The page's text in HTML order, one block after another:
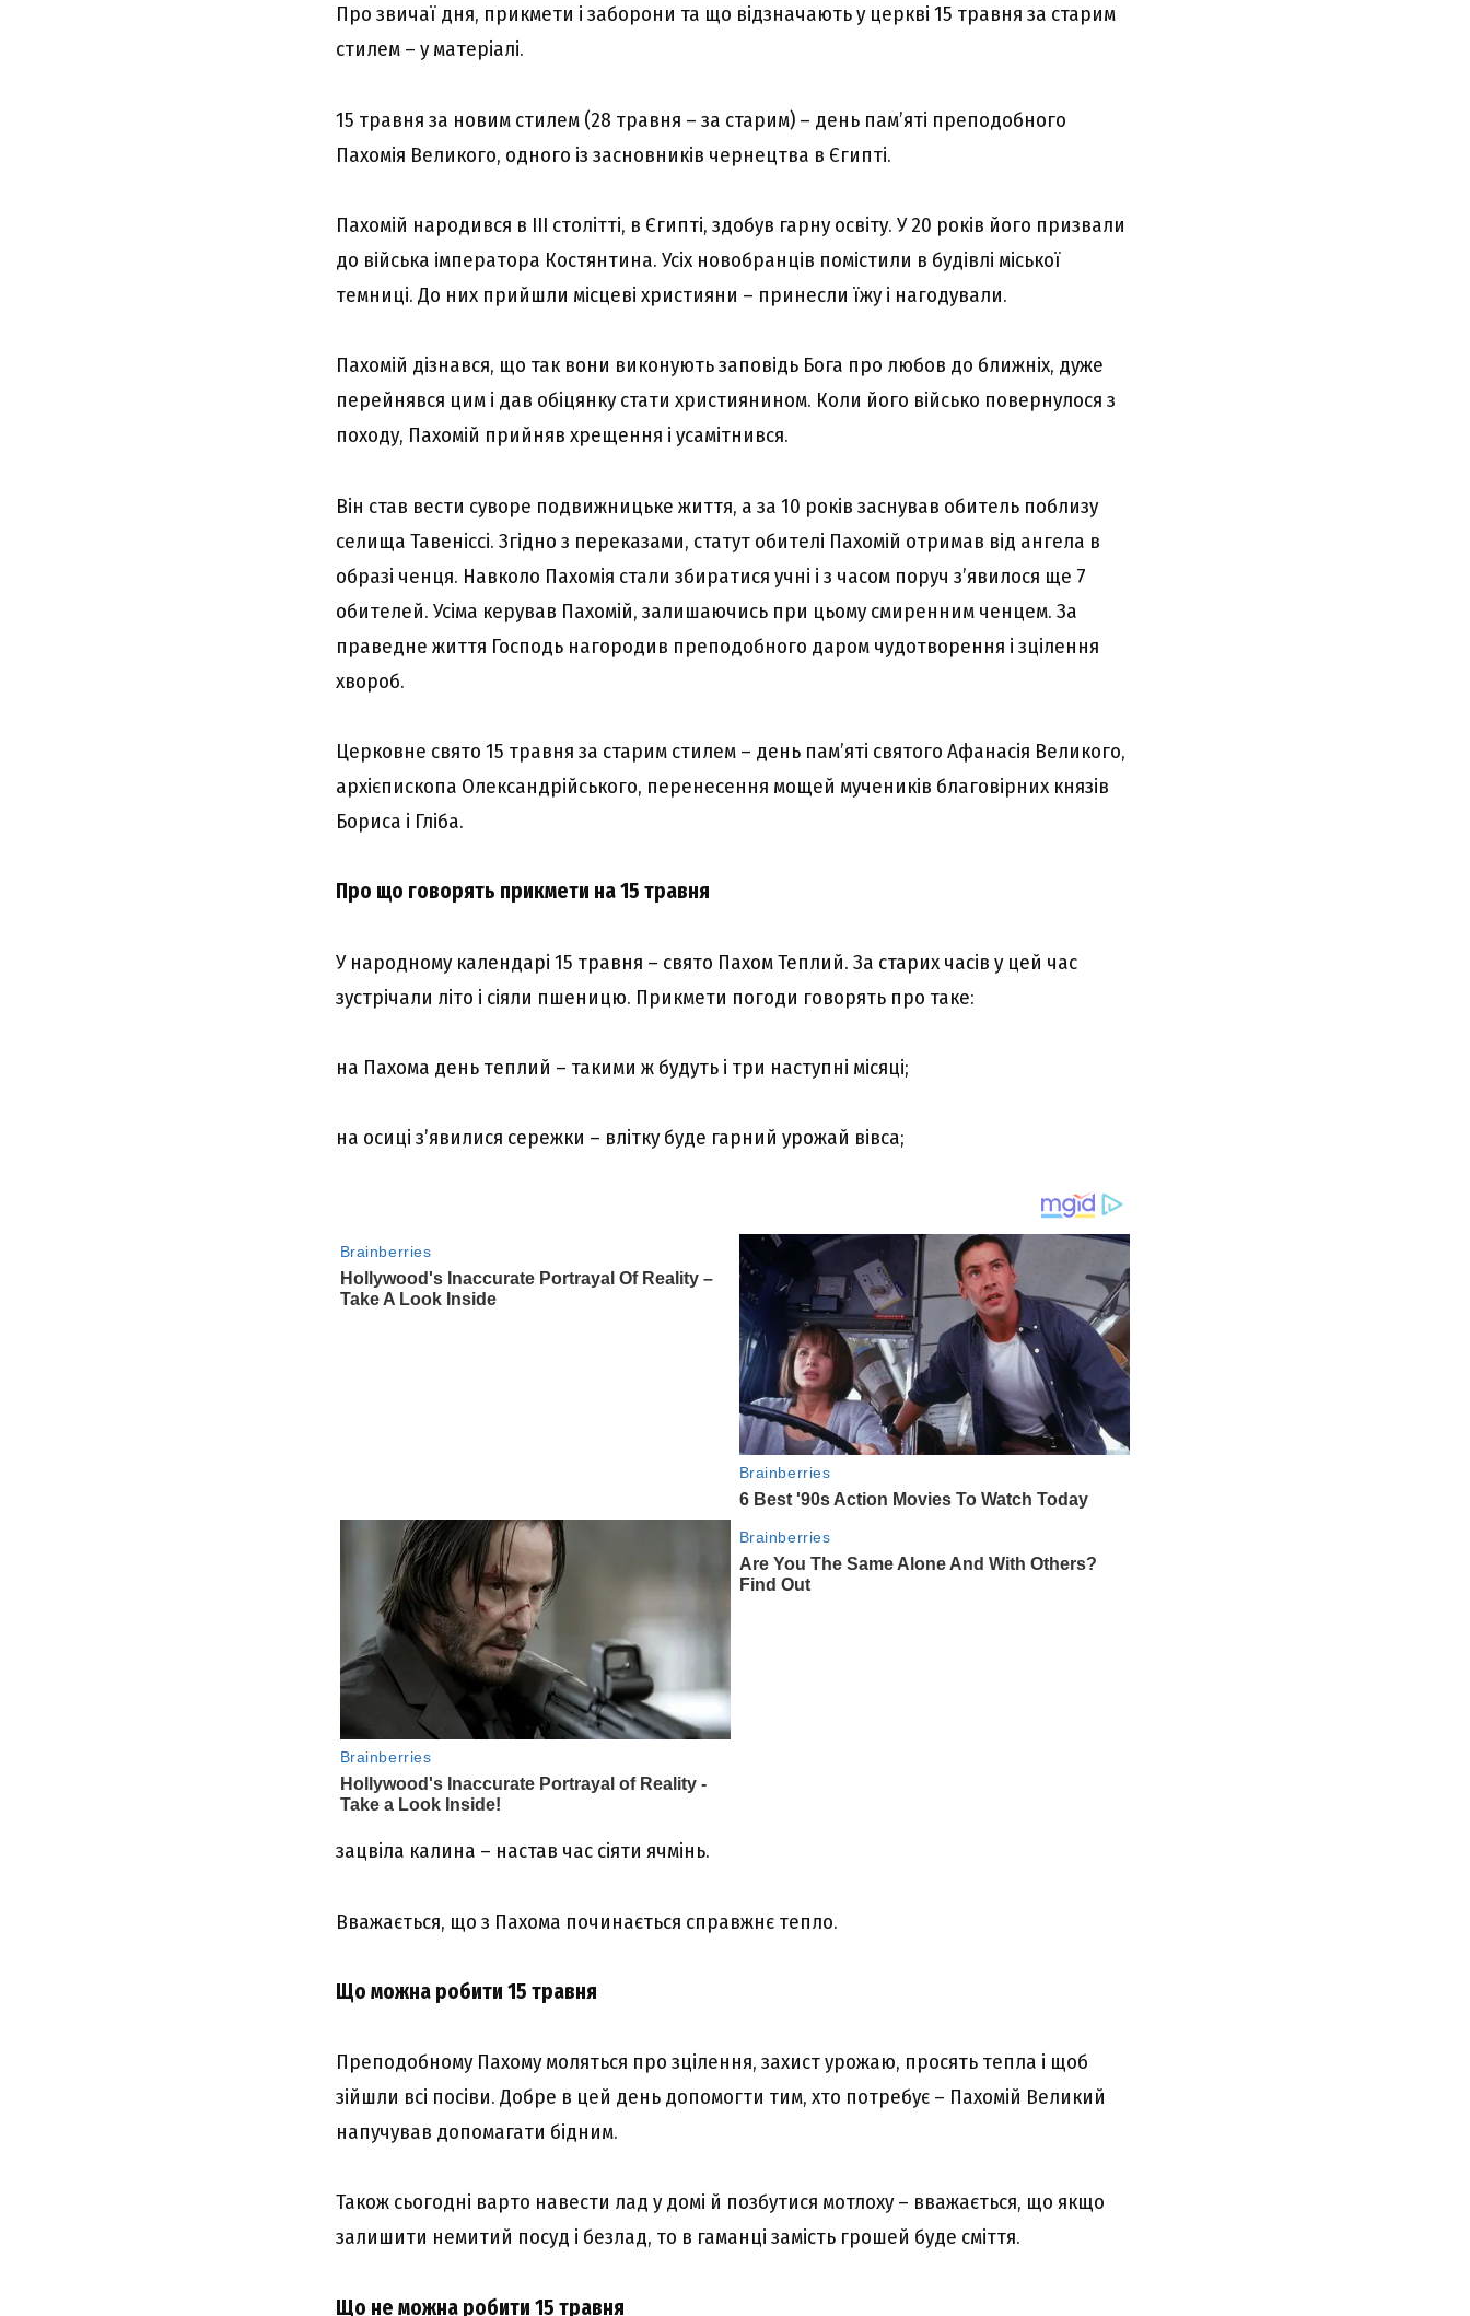
Про звичаї дня, прикмети і заборони та що відзначають у церкві 15 травня за старим
стилем – у матеріалі.
15 травня за новим стилем (28 травня – за старим) – день пам’яті преподобного
Пахомія Великого, одного із засновників чернецтва в Єгипті.
Пахомій народився в III столітті, в Єгипті, здобув гарну освіту. У 20 років його призвали
до війська імператора Костянтина. Усіх новобранців помістили в будівлі міської
темниці. До них прийшли місцеві християни – принесли їжу і нагодували.
Пахомій дізнався, що так вони виконують заповідь Бога про любов до ближніх, дуже
перейнявся цим і дав обіцянку стати християнином. Коли його військо повернулося з
походу, Пахомій прийняв хрещення і усамітнився.
Він став вести суворе подвижницьке життя, а за 10 років заснував обитель поблизу
селища Тавеніссі. Згідно з переказами, статут обителі Пахомій отримав від ангела в
образі ченця. Навколо Пахомія стали збиратися учні і з часом поруч з’явилося ще 7
обителей. Усіма керував Пахомій, залишаючись при цьому смиренним ченцем. За
праведне життя Господь нагородив преподобного даром чудотворення і зцілення
хвороб.
Церковне свято 15 травня за старим стилем – день пам’яті святого Афанасія Великого,
архієпископа Олександрійського, перенесення мощей мучеників благовірних князів
Бориса і Гліба.
Про що говорять прикмети на 15 травня
У народному календарі 15 травня – свято Пахом Теплий. За старих часів у цей час
зустрічали літо і сіяли пшеницю. Прикмети погоди говорять про таке:
на Пахома день теплий – такими ж будуть і три наступні місяці;
на осиці з’явилися сережки – влітку буде гарний урожай вівса;
зацвіла калина – настав час сіяти ячмінь.
Вважається, що з Пахома починається справжнє тепло.
Що можна робити 15 травня
Преподобному Пахому моляться про зцілення, захист урожаю, просять тепла і щоб
зійшли всі посіви. Добре в цей день допомогти тим, хто потребує – Пахомій Великий
напучував допомагати бідним.
Також сьогодні варто навести лад у домі й позбутися мотлоху – вважається, що якщо
залишити немитий посуд і безлад, то в гаманці замість грошей буде сміття.
Що не можна робити 15 травня